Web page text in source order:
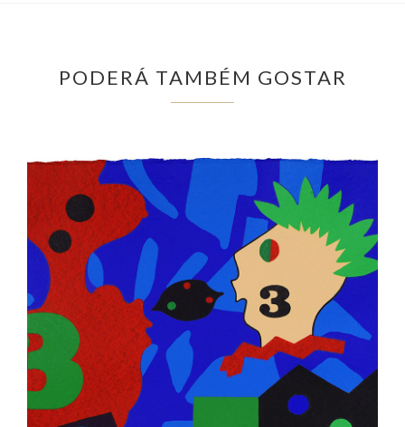
PODERÁ TAMBÉM GOSTAR